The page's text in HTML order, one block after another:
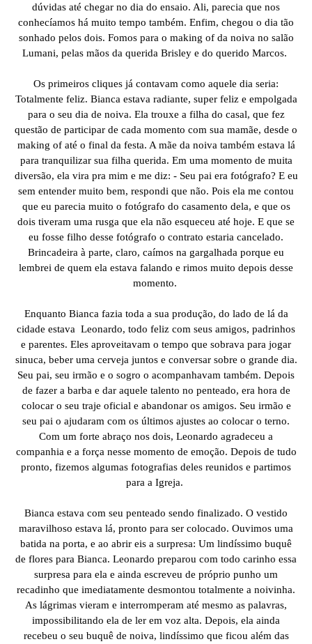
dúvidas até chegar no dia do ensaio. Ali, parecia que nos
conhecíamos há muito tempo também. Enfim, chegou o dia tão
sonhado pelos dois. Fomos para o making of da noiva no salão
Lumani, pelas mãos da querida Brisley e do querido Marcos.
Os primeiros cliques já contavam como aquele dia seria:
Totalmente feliz. Bianca estava radiante, super feliz e empolgada
para o seu dia de noiva. Ela trouxe a filha do casal, que fez
questão de participar de cada momento com sua mamãe, desde o
making of até o final da festa. A mãe da noiva também estava lá
para tranquilizar sua filha querida. Em uma momento de muita
diversão, ela vira pra mim e me diz: - Seu pai era fotógrafo? E eu
sem entender muito bem, respondi que não. Pois ela me contou
que eu parecia muito o fotógrafo do casamento dela, e que os
dois tiveram uma rusga que ela não esqueceu até hoje. E que se
eu fosse filho desse fotógrafo o contrato estaria cancelado.
Brincadeira à parte, claro, caímos na gargalhada porque eu
lembrei de quem ela estava falando e rimos muito depois desse
momento.
Enquanto Bianca fazia toda a sua produção, do lado de lá da
cidade estava Leonardo, todo feliz com seus amigos, padrinhos
e parentes. Eles aproveitavam o tempo que sobrava para jogar
sinuca, beber uma cerveja juntos e conversar sobre o grande dia.
Seu pai, seu irmão e o sogro o acompanhavam também. Depois
de fazer a barba e dar aquele talento no penteado, era hora de
colocar o seu traje oficial e abandonar os amigos. Seu irmão e
seu pai o ajudaram com os últimos ajustes ao colocar o terno.
Com um forte abraço nos dois, Leonardo agradeceu a
companhia e a força nesse momento de emoção. Depois de tudo
pronto, fizemos algumas fotografias deles reunidos e partimos
para a Igreja.
Bianca estava com seu penteado sendo finalizado. O vestido
maravilhoso estava lá, pronto para ser colocado. Ouvimos uma
batida na porta, e ao abrir eis a surpresa: Um lindíssimo buquê
de flores para Bianca. Leonardo preparou com todo carinho essa
surpresa para ela e ainda escreveu de próprio punho um
recadinho que imediatamente desmontou totalmente a noivinha.
As lágrimas vieram e interromperam até mesmo as palavras,
impossibilitando ela de ler em voz alta. Depois, ela ainda
recebeu o seu buquê de noiva, lindíssimo que ficou além das